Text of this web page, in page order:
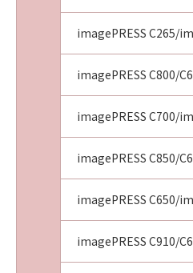
imagePRESS C265/
imagePRESS C800/
imagePRESS C700/
imagePRESS C850/
imagePRESS C650/
imagePRESS C910/